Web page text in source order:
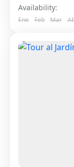
Availability:
Ene Feb Mar